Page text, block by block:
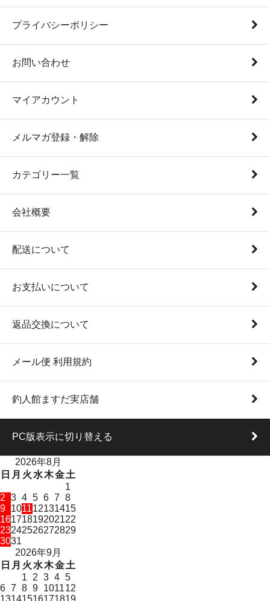
プライバシーポリシー
お問い合わせ
マイアカウント
メルマガ登録・解除
カテゴリー一覧
会社概要
配送について
お支払いについて
返品交換について
メール便 利用規約
釣人館ますだ実店舗
PC版表示に切り替える
2026年8月
日 月 火水木金土
1
2 3 4 5 6 7 8
9 101112131415
16171819202122
23242526272829
3031
2026年9月
日 月 火水木金土
1 2 3 4 5
6 7 8 9 101112